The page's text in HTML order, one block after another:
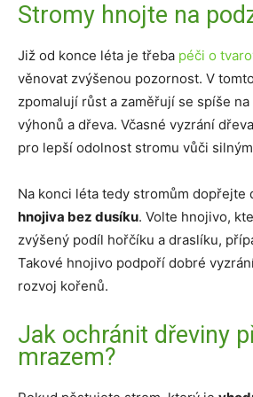
Stromy hnojte na
Již od konce léta je třeba péči o
věnovat zvýšenou pozornost. V
zpomalují růst a zaměřují se spíše
výhonů a dřeva. Včasné vyzrání
pro lepší odolnost stromu vůči
Na konci léta tedy stromům dopřejte
hnojiva bez dusíku. Volte hnojivo,
zvýšený podíl hořčíku a draslíku,
Takové hnojivo podpoří dobré
rozvoj kořenů.
Jak ochránit dřeviny
mrazem?